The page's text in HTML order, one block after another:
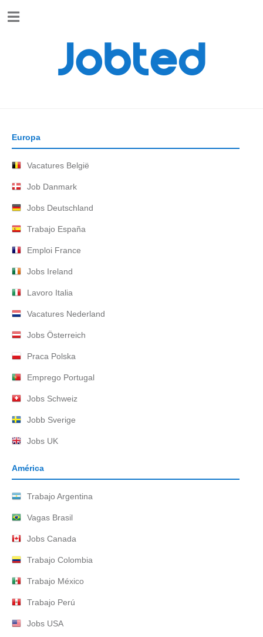
Jobted
Jobted
Europa
Vacatures België
Job Danmark
Jobs Deutschland
Trabajo España
Emploi France
Jobs Ireland
Lavoro Italia
Vacatures Nederland
Jobs Österreich
Praca Polska
Emprego Portugal
Jobs Schweiz
Jobb Sverige
Jobs UK
América
Trabajo Argentina
Vagas Brasil
Jobs Canada
Trabajo Colombia
Trabajo México
Trabajo Perú
Jobs USA